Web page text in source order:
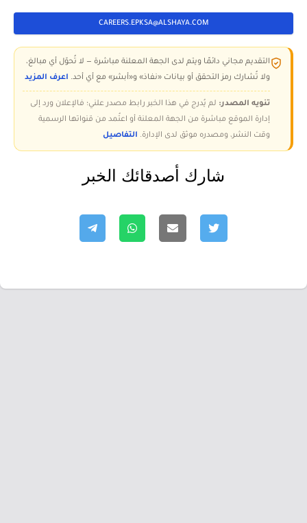
CAREERS.EPKSA@ALSHAYA.COM
التقديم مجاني دائمًا ويتم لدى الجهة المعلنة مباشرة — لا تُحوّل أي مبالغ،
ولا تُشارك رمز التحقق أو بيانات «نفاذ» و«أبشر» مع أي أحد. اعرف المزيد
تنويه المصدر: لم يُدرج في هذا الخبر رابط مصدر علني؛ فالإعلان ورد إلى
إدارة الموقع مباشرة من الجهة المعلنة أو اعتُمد من قنواتها الرسمية
وقت النشر، ومصدره موثق لدى الإدارة. التفاصيل
شارك أصدقائك الخبر